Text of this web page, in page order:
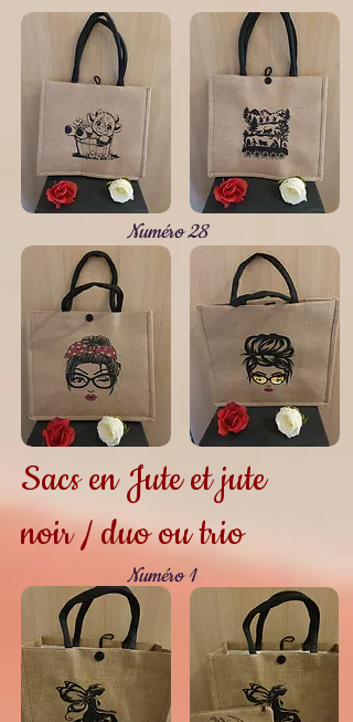
Numéro 28
Sacs en Jute et jute
noir / duo ou trio
Numéro 1